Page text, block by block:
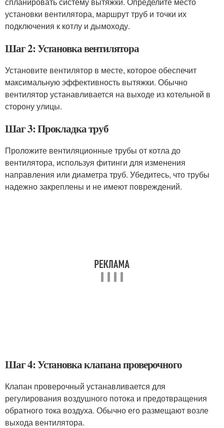
установки вентилятора, маршрут труб и точки их
подключения к котлу и дымоходу.
Шаг 2: Установка вентилятора
Установите вентилятор в месте, которое обеспечит
максимальную эффективность вытяжки. Обычно
вентилятор устанавливается на выходе из котельной в
сторону улицы.
Шаг 3: Прокладка труб
Проложите вентиляционные трубы от котла до
вентилятора, используя фитинги для изменения
направления или диаметра труб. Убедитесь, что трубы
надежно закреплены и не имеют повреждений.
Шаг 4: Установка клапана проверочного
Клапан проверочный устанавливается для
регулирования воздушного потока и предотвращения
обратного тока воздуха. Обычно его размещают возле
выхода вентилятора.